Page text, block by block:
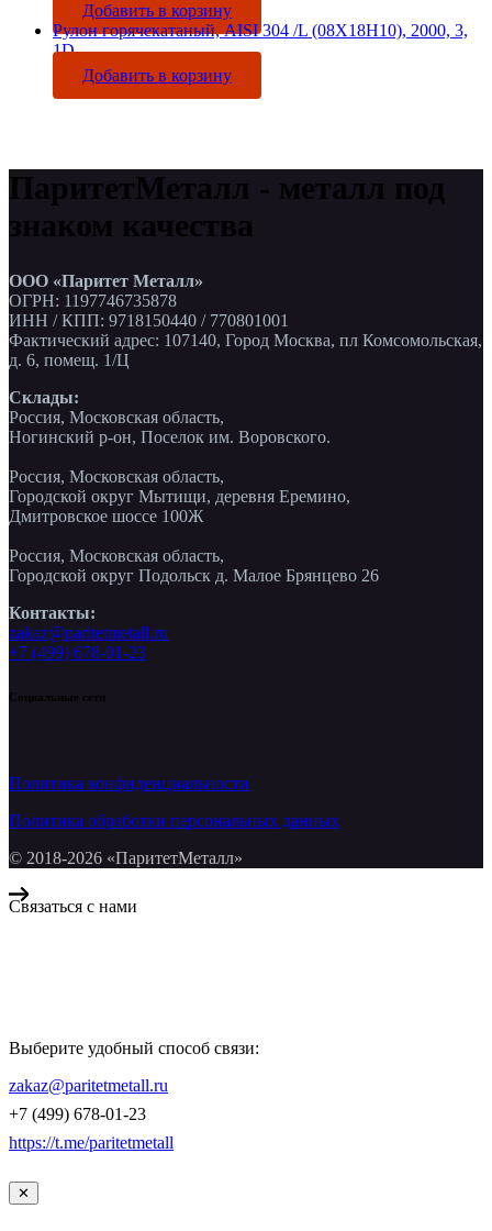
Добавить в корзину
Рулон горячекатаный, AISI 304 /L (08Х18Н10), 2000, 3,
1D
Добавить в корзину
ПаритетМеталл - металл под
знаком качества
ООО «Паритет Металл»
ОГРН: 1197746735878
ИНН / КПП: 9718150440 / 770801001
Фактический адрес: 107140, Город Москва, пл Комсомольская,
д. 6, помещ. 1/Ц
Склады:
Россия, Московская область,
Ногинский р-он, Поселок им. Воровского.
Россия, Московская область,
Городской округ Мытищи, деревня Еремино,
Дмитровское шоссе 100Ж
Россия, Московская область,
Городской округ Подольск д. Малое Брянцево 26
Контакты:
zakaz@paritetmetall.ru
+7 (499) 678-01-23
Социальные сети
Политика конфиденциальности
Политика обработки персональных данных
© 2018-2026 «ПаритетМеталл»
Связаться с нами
Выберите удобный способ связи:
zakaz@paritetmetall.ru
+7 (499) 678-01-23
https://t.me/paritetmetall
✕